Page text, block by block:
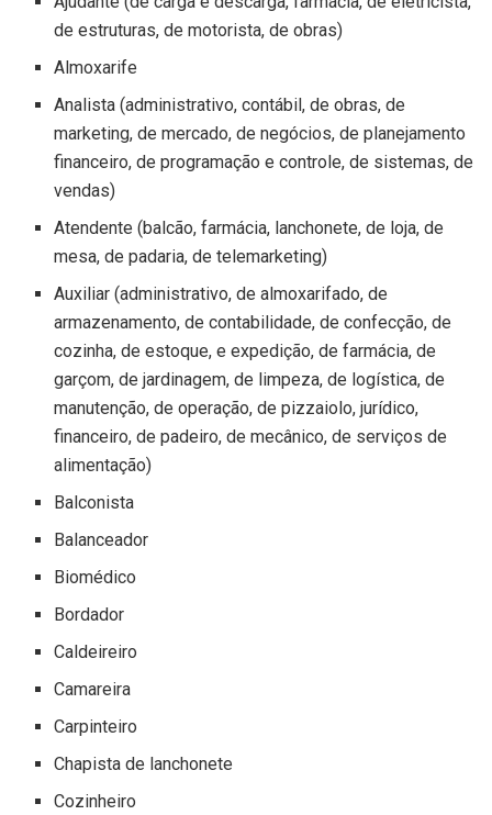
de estruturas, de motorista, de obras)
Almoxarife
Analista (administrativo, contábil, de obras, de
marketing, de mercado, de negócios, de planejamento
financeiro, de programação e controle, de sistemas, de
vendas)
Atendente (balcão, farmácia, lanchonete, de loja, de
mesa, de padaria, de telemarketing)
Auxiliar (administrativo, de almoxarifado, de
armazenamento, de contabilidade, de confecção, de
cozinha, de estoque, e expedição, de farmácia, de
garçom, de jardinagem, de limpeza, de logística, de
manutenção, de operação, de pizzaiolo, jurídico,
financeiro, de padeiro, de mecânico, de serviços de
alimentação)
Balconista
Balanceador
Biomédico
Bordador
Caldeireiro
Camareira
Carpinteiro
Chapista de lanchonete
Cozinheiro